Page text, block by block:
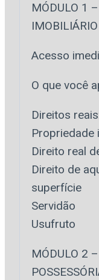
MÓDULO 1
Acesso
O que você
Direitos
Propriedade
Direito real
Direito de
superfície
Servidão
Usufruto
MÓDULO 2